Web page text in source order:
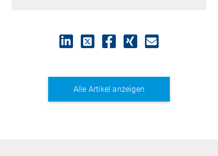
Alle Artikel anzeigen